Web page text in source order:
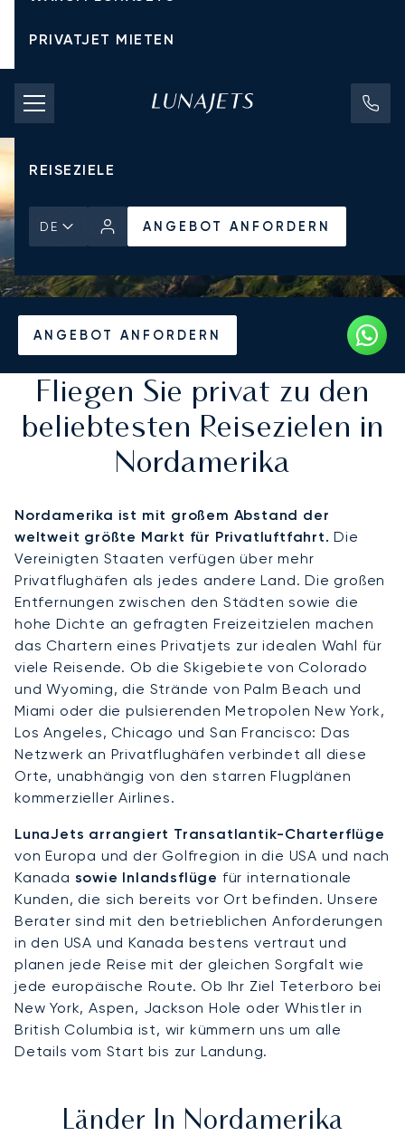
PRIVATJET MIETEN
CHARTERPREISE
PRIVATJETS
REISEZIELE
DE ANGEBOT ANFORDERN
ANGEBOT ANFORDERN
Fliegen Sie privat zu den
beliebtesten Reisezielen in
Nordamerika
Nordamerika ist mit großem Abstand der
weltweit größte Markt für Privatluftfahrt. Die
Vereinigten Staaten verfügen über mehr
Privatflughäfen als jedes andere Land. Die großen
Entfernungen zwischen den Städten sowie die
hohe Dichte an gefragten Freizeitzielen machen
das Chartern eines Privatjets zur idealen Wahl für
viele Reisende. Ob die Skigebiete von Colorado
und Wyoming, die Strände von Palm Beach und
Miami oder die pulsierenden Metropolen New York,
Los Angeles, Chicago und San Francisco: Das
Netzwerk an Privatflughäfen verbindet all diese
Orte, unabhängig von den starren Flugplänen
kommerzieller Airlines.
LunaJets arrangiert Transatlantik-Charterflüge
von Europa und der Golfregion in die USA und nach
Kanada sowie Inlandsflüge für internationale
Kunden, die sich bereits vor Ort befinden. Unsere
Berater sind mit den betrieblichen Anforderungen
in den USA und Kanada bestens vertraut und
planen jede Reise mit der gleichen Sorgfalt wie
jede europäische Route. Ob Ihr Ziel Teterboro bei
New York, Aspen, Jackson Hole oder Whistler in
British Columbia ist, wir kümmern uns um alle
Details vom Start bis zur Landung.
Länder In Nordamerika